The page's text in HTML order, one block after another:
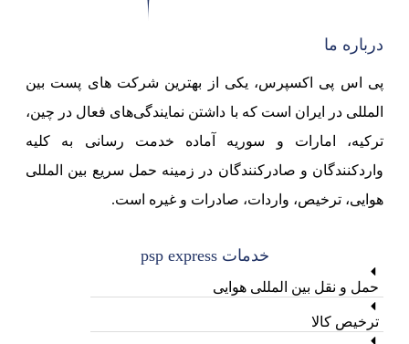
درباره ما
پی اس پی اکسپرس، یکی از بهترین شرکت های پست بین
المللی در ایران است که با داشتن نمایندگی‌های فعال در چین،
ترکیه، امارات و سوریه آماده خدمت رسانی به کلیه
واردکنندگان و صادرکنندگان در زمینه حمل سریع بین المللی
هوایی، ترخیص، واردات، صادرات و غیره است.
خدمات psp express
حمل و نقل بین المللی هوایی
ترخیص کالا